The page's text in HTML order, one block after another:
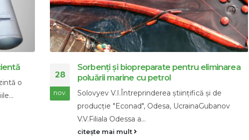
24
nov.
Produse concentrate Econad
Produsele concentrate unice de la Econad vă vor
ajuta să îndepărtați complet...
citește mai mult